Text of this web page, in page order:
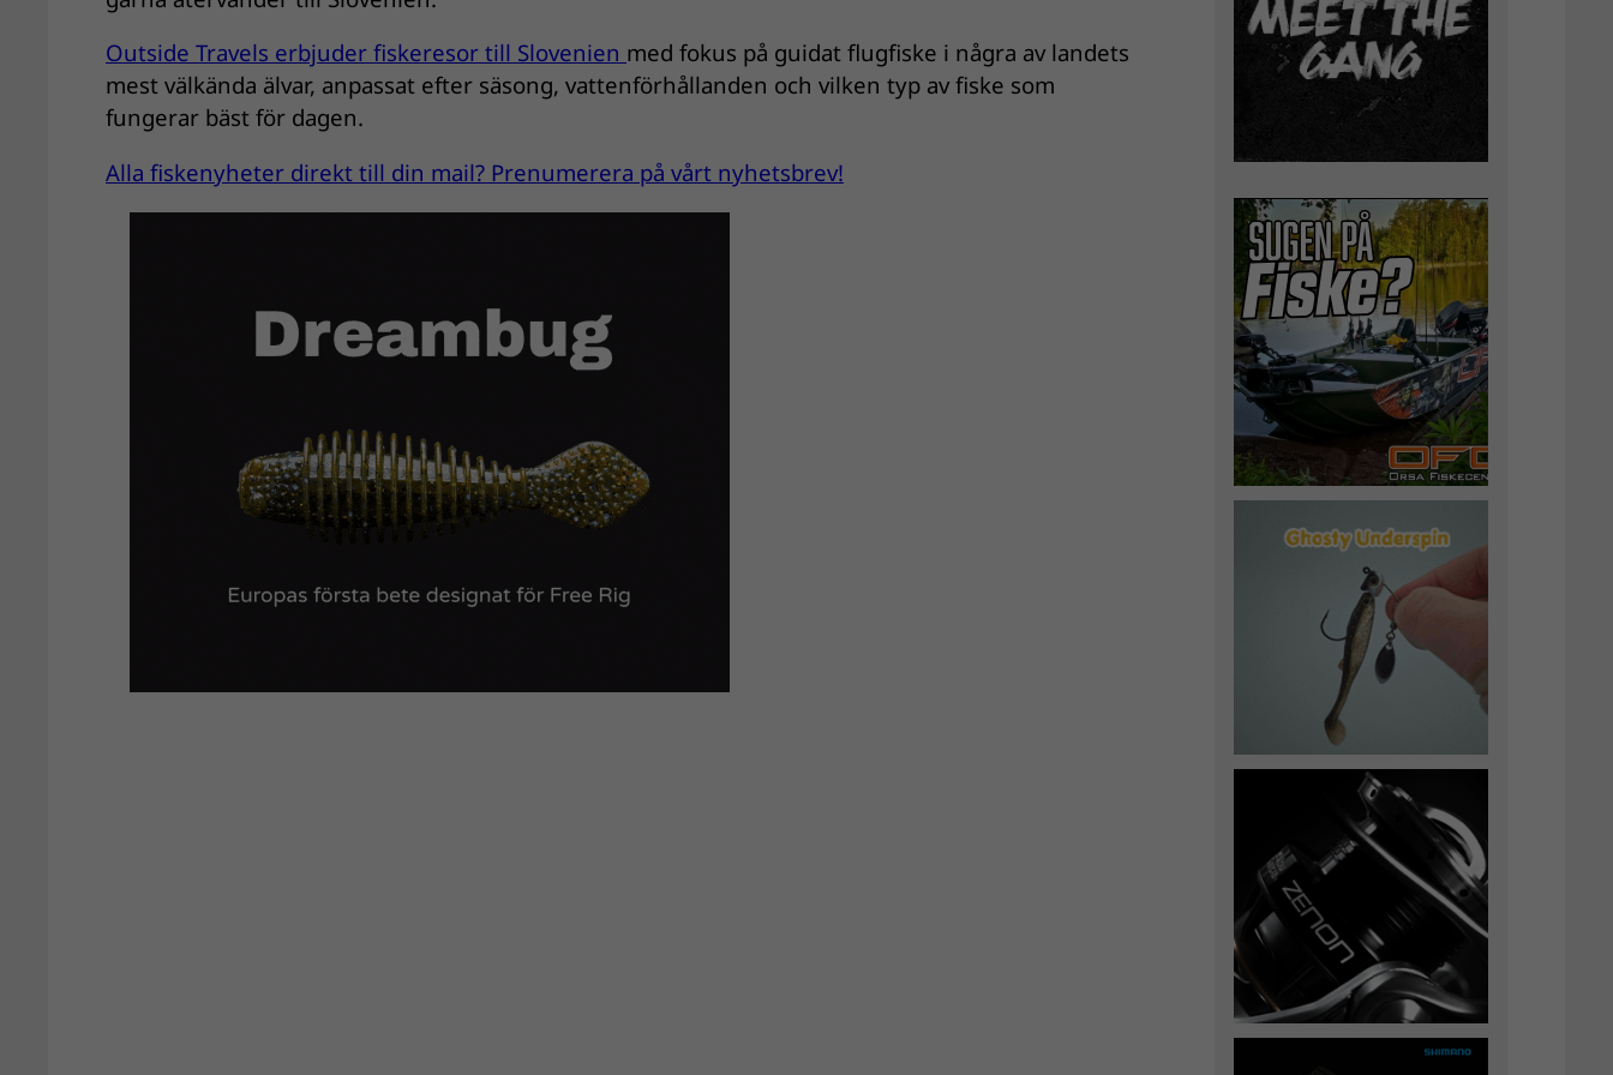
Outside Travels erbjuder fiskeresor till Slovenien med fokus på guidat flugfiske i några av landets
mest välkända älvar, anpassat efter säsong, vattenförhållanden och vilken typ av fiske som
fungerar bäst för dagen.
Alla fiskenyheter direkt till din mail? Prenumerera på vårt nyhetsbrev!